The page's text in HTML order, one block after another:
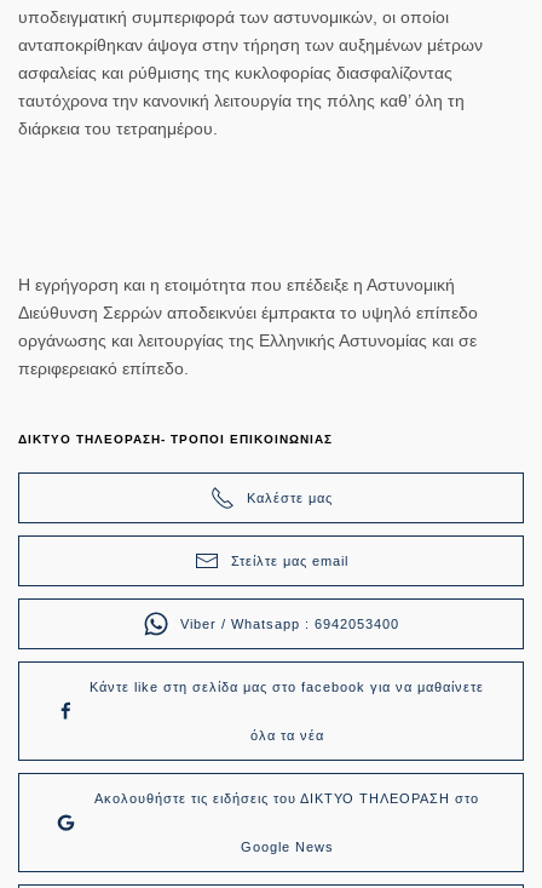
υποδειγματική συμπεριφορά των αστυνομικών, οι οποίοι
ανταποκρίθηκαν άψογα στην τήρηση των αυξημένων μέτρων
ασφαλείας και ρύθμισης της κυκλοφορίας διασφαλίζοντας
ταυτόχρονα την κανονική λειτουργία της πόλης καθ’ όλη τη
διάρκεια του τετραημέρου.
Η εγρήγορση και η ετοιμότητα που επέδειξε η Αστυνομική
Διεύθυνση Σερρών αποδεικνύει έμπρακτα το υψηλό επίπεδο
οργάνωσης και λειτουργίας της Ελληνικής Αστυνομίας και σε
περιφερειακό επίπεδο.
ΔΙΚΤΥΟ ΤΗΛΕΟΡΑΣΗ- ΤΡΟΠΟΙ ΕΠΙΚΟΙΝΩΝΙΑΣ
Καλέστε μας
Στείλτε μας email
Viber / Whatsapp : 6942053400
Κάντε like στη σελίδα μας στο facebook για να μαθαίνετε
όλα τα νέα
Ακολουθήστε τις ειδήσεις του ΔΙΚΤΥΟ ΤΗΛΕΟΡΑΣΗ στο
Google News